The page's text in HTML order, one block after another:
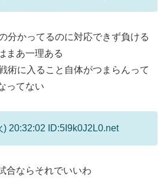
分かってるのに対応できず負ける
まあ一理ある
術に入ること自体がつまらんって
ってない
20:32:02 ID:5I9k0J2L0.net
合ならそれでいいわ